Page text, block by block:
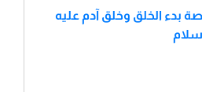
بدء الخلق وخلق آدم عليه